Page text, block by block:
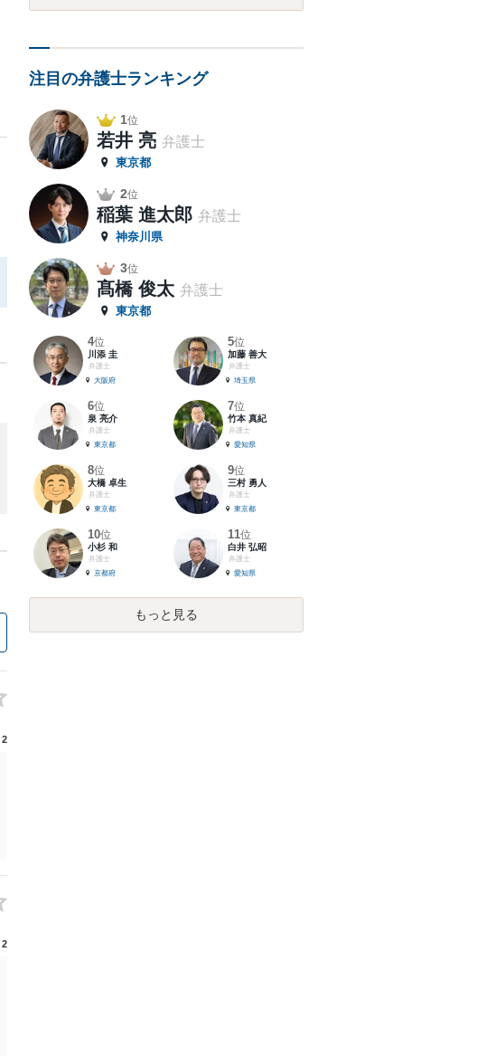
2
2
注目の弁護士ランキング
1位
若井 亮 弁護士
東京都
2位
稲葉 進太郎 弁護士
神奈川県
3位
髙橋 俊太 弁護士
東京都
4位
川添 圭
弁護士
大阪府
5位
加藤 善大
弁護士
埼玉県
6位
泉 亮介
弁護士
東京都
7位
竹本 真紀
弁護士
愛知県
8位
大橋 卓生
弁護士
東京都
9位
三村 勇人
弁護士
東京都
10位
小杉 和
弁護士
京都府
11位
白井 弘昭
弁護士
愛知県
もっと見る